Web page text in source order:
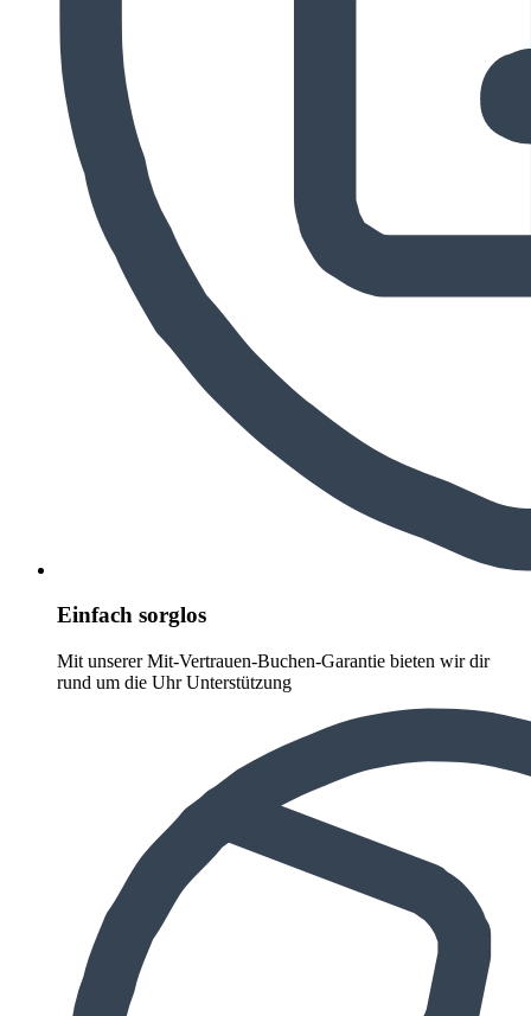
Einfach sorglos
Mit unserer Mit-Vertrauen-Buchen-Garantie bieten wir dir
rund um die Uhr Unterstützung